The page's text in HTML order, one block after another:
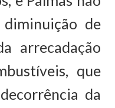
de
arrecadação
que
da